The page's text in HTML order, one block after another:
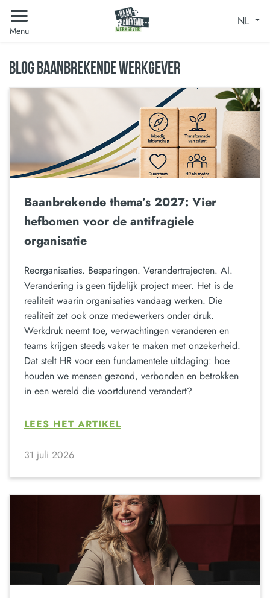
Menu
NL
BLOG BAANBREKENDE WERKGEVER
Baanbrekende thema’s 2027: Vier
hefbomen voor de antifragiele
organisatie
Reorganisaties. Besparingen. Verandertrajecten. AI.
Verandering is geen tijdelijk project meer. Het is de
realiteit waarin organisaties vandaag werken. Die
realiteit zet ook onze medewerkers onder druk.
Werkdruk neemt toe, verwachtingen veranderen en
teams krijgen steeds vaker te maken met onzekerheid.
Dat stelt HR voor een fundamentele uitdaging: hoe
houden we mensen gezond, verbonden en betrokken
in een wereld die voortdurend verandert?
LEES HET ARTIKEL
31 juli 2026